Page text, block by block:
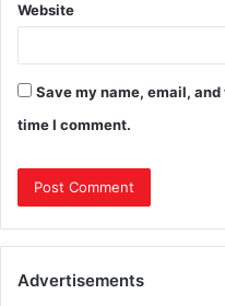
Website
Save my name, email,
time I comment.
Advertisements